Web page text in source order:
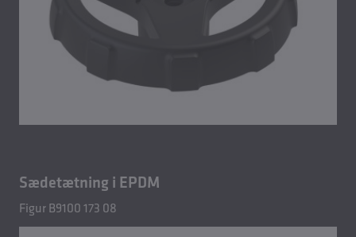
Sædetætning i EPDM
Figur B9100 173 08